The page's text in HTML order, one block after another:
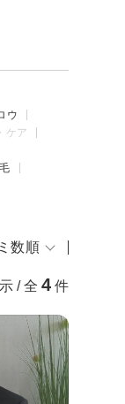
ウ
ケア
数順
/ 全 4 件